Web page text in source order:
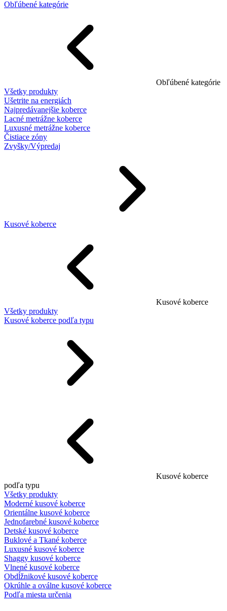
Obľúbené kategórie
Obľúbené kategórie
Všetky produkty
Ušetrite na energiách
Najpredávanejšie koberce
Lacné metrážne koberce
Luxusné metrážne koberce
Čistiace zóny
Zvyšky/Výpredaj
Kusové koberce
Kusové koberce
Všetky produkty
Kusové koberce podľa typu
Kusové koberce
podľa typu
Všetky produkty
Moderné kusové koberce
Orientálne kusové koberce
Jednofarebné kusové koberce
Detské kusové koberce
Buklové a Tkané koberce
Luxusné kusové koberce
Shaggy kusové koberce
Vlnené kusové koberce
Obdĺžnikové kusové koberce
Okrúhle a oválne kusové koberce
Podľa miesta určenia